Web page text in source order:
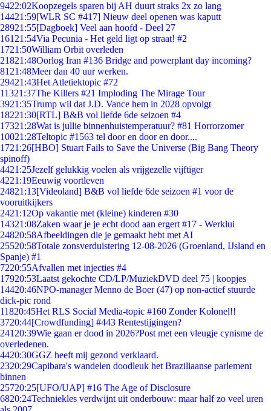
9422:02Koopzegels sparen bij AH duurt straks 2x zo lang
14421:59[WLR SC #417] Nieuw deel openen was kaputt
28921:55[Dagboek] Veel aan hoofd - Deel 27
161 21:54Via Pecunia - Het geld ligt op straat! #2
1721:50William Orbit overleden
21821:48Oorlog Iran #136 Bridge and powerplant day incoming?
81 21:48Meer dan 40 uur werken.
29421:43Het Atletiektopic #72
11321:37The Killers #21 Imploding The Mirage Tour
3921:35Trump wil dat J.D. Vance hem in 2028 opvolgt
18221:30[RTL] B&B vol liefde 6de seizoen #4
17321:28Wat is jullie binnenhuistemperatuur? #81 Horrorzomer
10021:28Teltopic #1563 tel door en door en door....
1721:26[HBO] Stuart Fails to Save the Universe (Big Bang Theory
spinoff)
4421:25Jezelf gelukkig voelen als vrijgezelle vijftiger
4221:19Eeuwig voortleven
24821:13[Videoland] B&B vol liefde 6de seizoen #1 voor de
vooruitkijkers
2421:12Op vakantie met (kleine) kinderen #30
14321:08Zaken waar je je echt dood aan ergert #17 - Werklui
24820:58Afbeeldingen die je gemaakt hebt met AI
25520:58Totale zonsverduistering 12-08-2026 (Groenland, IJsland en
Spanje) #1
7220:55Afvallen met injecties #4
17920:53Laatst gekochte CD/LP/MuziekDVD deel 75 | koopjes
14420:46NPO-manager Menno de Boer (47) op non-actief stuurde
dick-pic rond
11820:45Het RLS Social Media-topic #160 Zonder Kolonel!!
3720:44[Crowdfunding] #443 Rentestijgingen?
241 20:39Wie gaan er dood in 2026?Post met een vleugje cynisme de
overledenen.
4420:30GGZ heeft mij gezond verklaard.
2320:29Capibara's wandelen doodleuk het Braziliaanse parlement
binnen
25720:25[UFO/UAP] #16 The Age of Disclosure
6820:24Techniekles verdwijnt uit onderbouw: maar half zo veel uren